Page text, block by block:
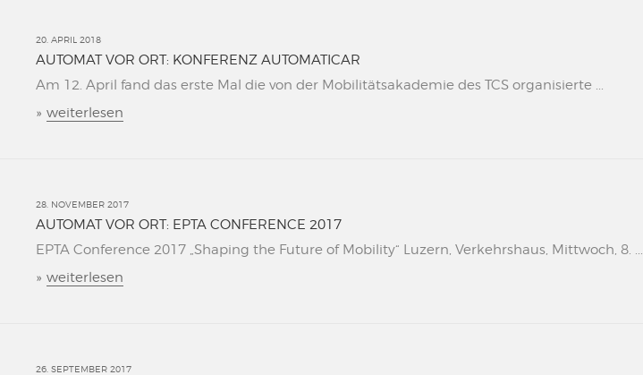
20. APRIL 2018
AUTOMAT VOR ORT: KONFERENZ AUTOMATICAR
Am 12. April fand das erste Mal die von der Mobilitätsakademie des TCS organisierte ...
» weiterlesen
28. NOVEMBER 2017
AUTOMAT VOR ORT: EPTA CONFERENCE 2017
EPTA Conference 2017 „Shaping the Future of Mobility“ Luzern, Verkehrshaus, Mittwoch, 8. ...
» weiterlesen
26. SEPTEMBER 2017